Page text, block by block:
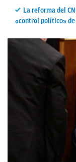
La reforma del
«control político» de